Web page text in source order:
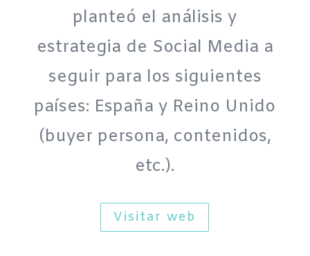
planteó el análisis y
estrategia de Social Media a
seguir para los siguientes
países: España y Reino Unido
(buyer persona, contenidos,
etc.).
Visitar web